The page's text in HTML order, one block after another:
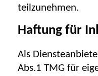
teilzunehmen.
Haftung für
Als
Abs.1 TMG für